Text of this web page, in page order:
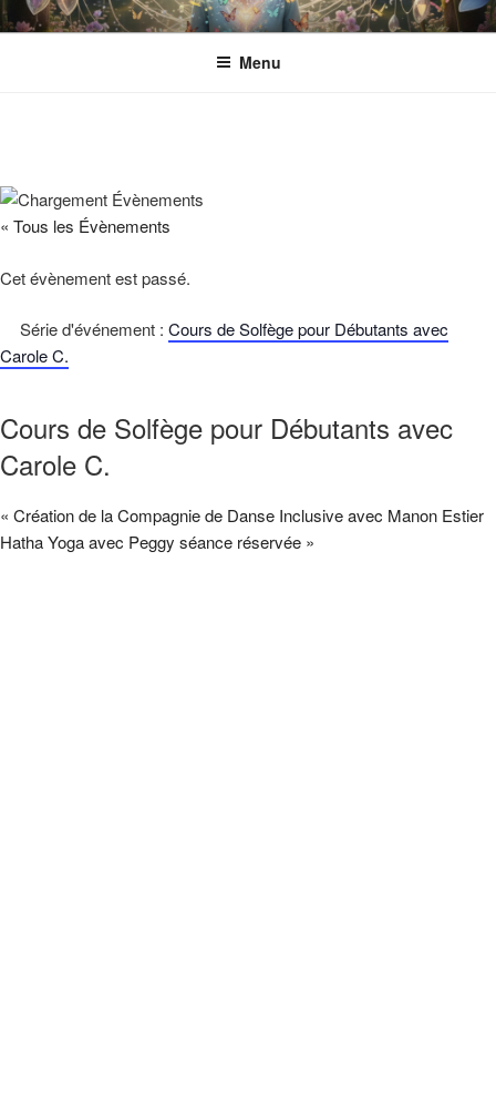
Aller
au
ESPACE ECLOSION
Gérée par l'Association CANTACORDA. L'association s’implique pour
une meilleure inclusion sociale et culturelle des personnes en situation
Menu
« Tous les Évènements
Cet évènement est passé.
Série d'événement : Cours de Solfège pour Débutants avec
Carole C.
Cours de Solfège pour Débutants avec
Carole C.
« Création de la Compagnie de Danse Inclusive avec Manon Estier
Hatha Yoga avec Peggy séance réservée »